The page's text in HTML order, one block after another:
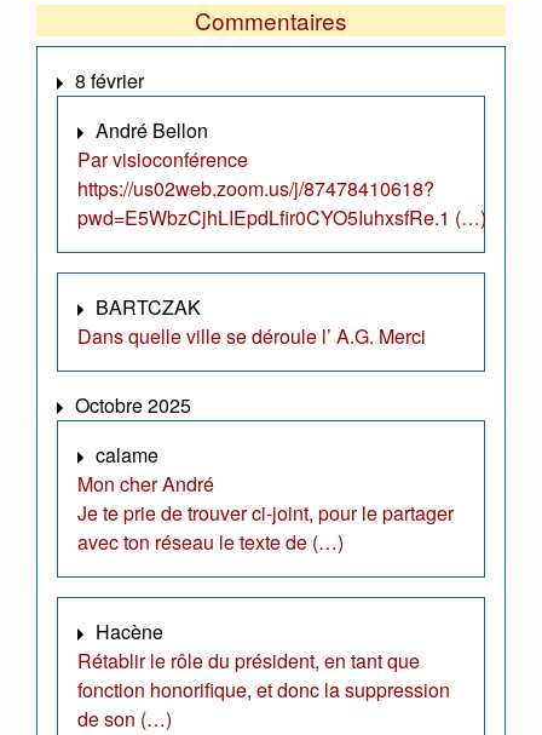
Commentaires
8 février
André Bellon
Par visioconférence
https://us02web.zoom.us/j/87478410618?
pwd=E5WbzCjhLIEpdLfir0CYO5IuhxsfRe.1 (…)
BARTCZAK
Dans quelle ville se déroule l’ A.G. Merci
Octobre 2025
calame
Mon cher André
Je te prie de trouver ci-joint, pour le partager
avec ton réseau le texte de (…)
Hacène
Rétablir le rôle du président, en tant que
fonction honorifique, et donc la suppression
de son (…)